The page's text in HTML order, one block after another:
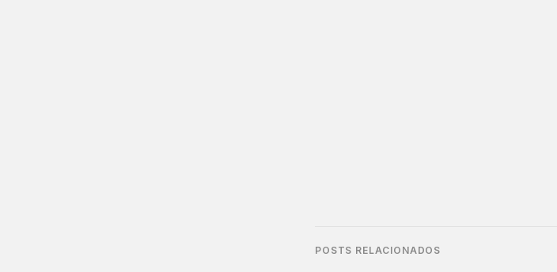
POSTS RELACIONADOS